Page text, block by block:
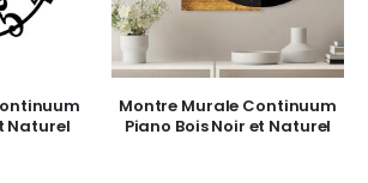
Naturel
Montre Murale Continuum
Piano Bois Noir et Naturel